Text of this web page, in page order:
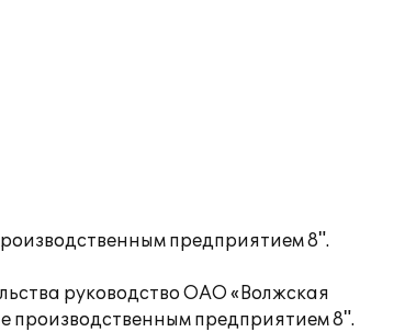
предприятием 8".
руководство ОАО «Волжская
производственным предприятием 8".